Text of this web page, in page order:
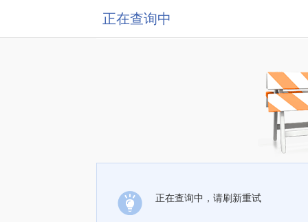
正在查询中
正在查询中，请刷新重试